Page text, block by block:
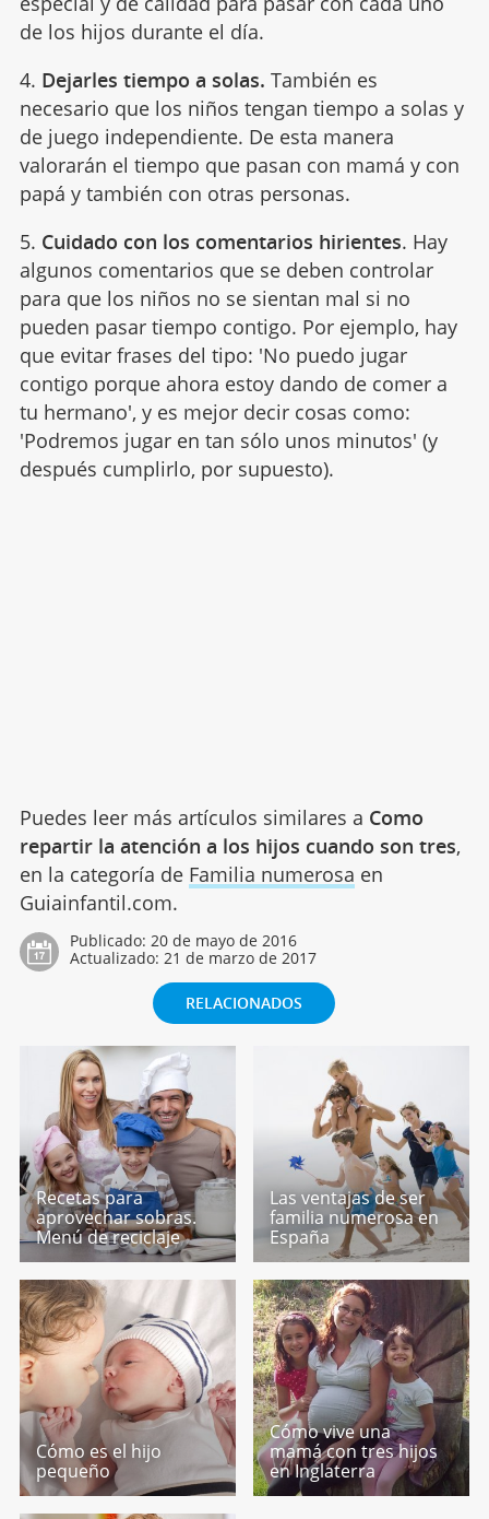
de los hijos durante el día.
4. Dejarles tiempo a solas. También es
necesario que los niños tengan tiempo a solas y
de juego independiente. De esta manera
valorarán el tiempo que pasan con mamá y con
papá y también con otras personas.
5. Cuidado con los comentarios hirientes. Hay
algunos comentarios que se deben controlar
para que los niños no se sientan mal si no
pueden pasar tiempo contigo. Por ejemplo, hay
que evitar frases del tipo: 'No puedo jugar
contigo porque ahora estoy dando de comer a
tu hermano', y es mejor decir cosas como:
'Podremos jugar en tan sólo unos minutos' (y
después cumplirlo, por supuesto).
Puedes leer más artículos similares a Como
repartir la atención a los hijos cuando son tres,
en la categoría de Familia numerosa en
Guiainfantil.com.
Publicado: 20 de mayo de 2016
Actualizado: 21 de marzo de 2017
RELACIONADOS
Recetas para
aprovechar sobras.
Menú de reciclaje
Las ventajas de ser
familia numerosa en
España
Cómo es el hijo
pequeño
Cómo vive una
mamá con tres hijos
en Inglaterra